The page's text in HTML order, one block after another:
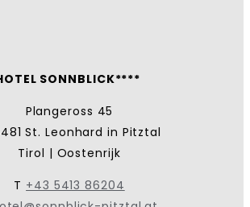
SONNBLICK****
Plangeross 45
St. Leonhard in Pitztal
Tirol | Oostenrijk
T +43 5413 86204